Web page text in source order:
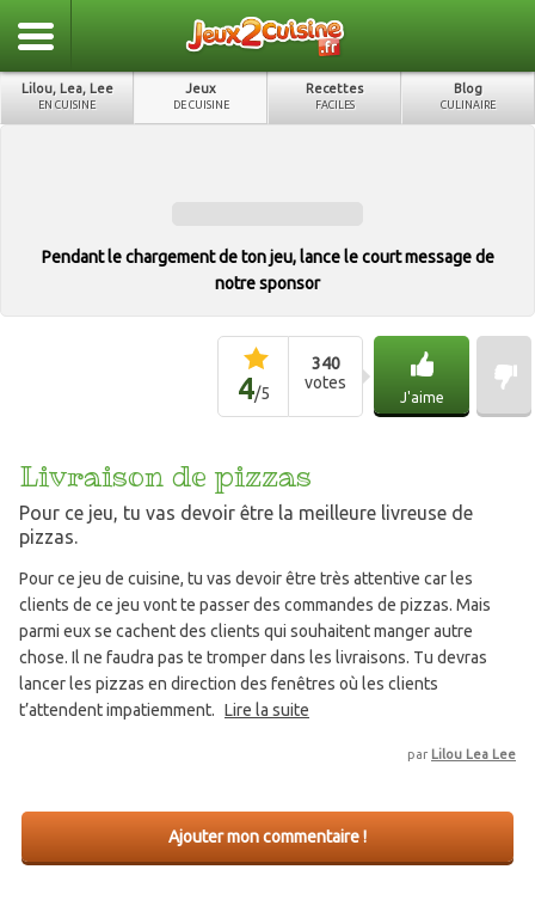
Lilou, Lea, Lee
EN CUISINE
Jeux
DE CUISINE
Recettes
FACILES
Blog
CULINAIRE
Pendant le chargement de ton jeu, lance le court message de
notre sponsor
4/5
340
votes
J'aime
Livraison de pizzas
Pour ce jeu, tu vas devoir être la meilleure livreuse de
pizzas.
Pour ce jeu de cuisine, tu vas devoir être très attentive car les
clients de ce jeu vont te passer des commandes de pizzas. Mais
parmi eux se cachent des clients qui souhaitent manger autre
chose. Il ne faudra pas te tromper dans les livraisons. Tu devras
lancer les pizzas en direction des fenêtres où les clients
t’attendent impatiemment. Lire la suite
par Lilou Lea Lee
Ajouter mon commentaire !